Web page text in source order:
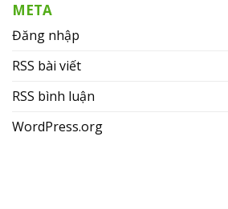
META
Đăng nhập
RSS bài viết
RSS bình luận
WordPress.org